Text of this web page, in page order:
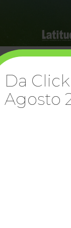
crecer?
Da
Agosto